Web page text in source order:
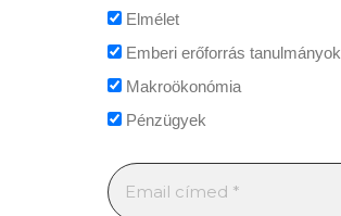
Elmélet
Emberi erőforrás tanulmányok
Makroökonómia
Pénzügyek